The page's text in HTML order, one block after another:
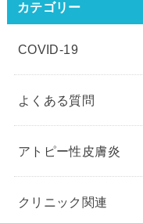
カテゴリー
COVID-19
よくある質問
アトピー性皮膚炎
クリニック関連